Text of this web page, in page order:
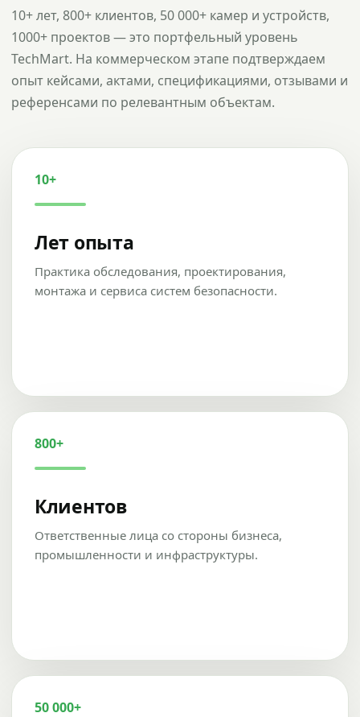
10+ лет, 800+ клиентов, 50 000+ камер и устройств,
1000+ проектов — это портфельный уровень
TechMart. На коммерческом этапе подтверждаем
опыт кейсами, актами, спецификациями, отзывами и
референсами по релевантным объектам.
10+
Лет опыта
Практика обследования, проектирования,
монтажа и сервиса систем безопасности.
800+
Клиентов
Ответственные лица со стороны бизнеса,
промышленности и инфраструктуры.
50 000+